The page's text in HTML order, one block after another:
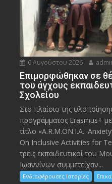
6 Αυγούστου 2026
Eπιμορφώθηκαν σε
του άγχους
Σχολείου
Στο πλαίσιο της
προγράμματος Erasmus+ με
τίτλο «A.R.M.ON.I.A.:
On Inclusive Activities for
τρεις εκπαιδευτικοί του
Ιωαννίνων συμμετείχαν...
Ενδιαφέρουσες Ιστορίες